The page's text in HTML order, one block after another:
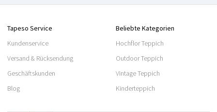
Tapeso Service
Kundenservice
Versand & Rücksendung
Geschäftskunden
Blog
Beliebte Kategorien
Hochflor Teppich
Outdoor Teppich
Vintage Teppich
Kinderteppich